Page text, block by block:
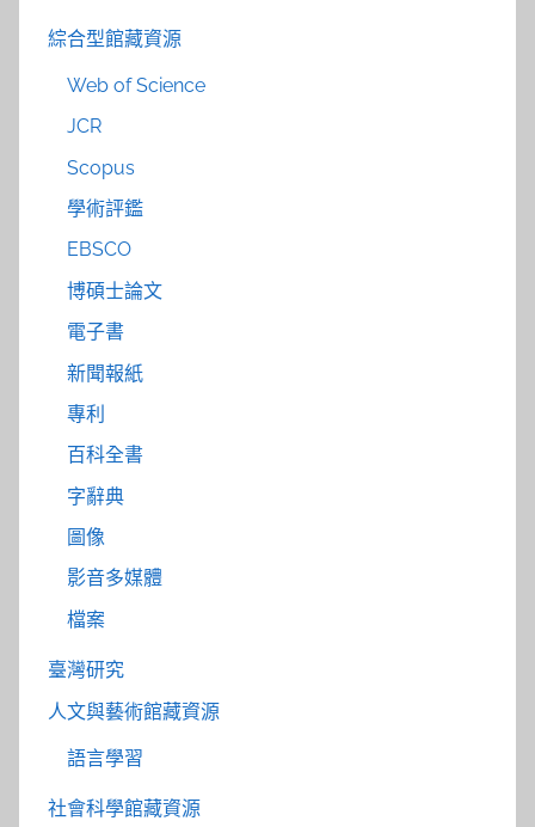
綜合型館藏資源
Web of Science
JCR
Scopus
學術評鑑
EBSCO
博碩士論文
電子書
新聞報紙
專利
百科全書
字辭典
圖像
影音多媒體
檔案
臺灣研究
人文與藝術館藏資源
語言學習
社會科學館藏資源